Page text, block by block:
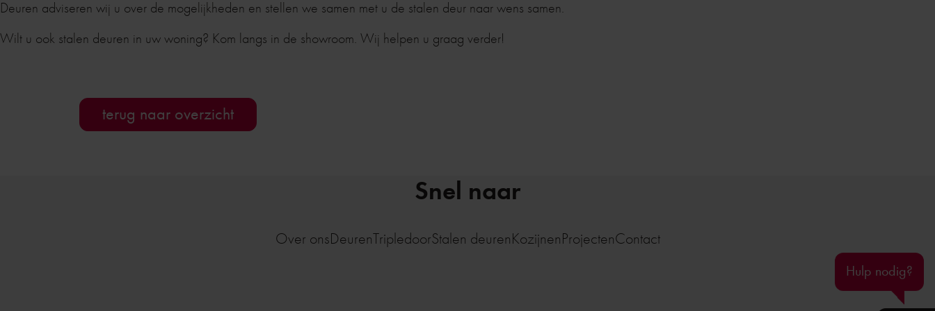
Deuren adviseren wij u over de mogelijkheden en stellen we samen met u de stalen deur naar wens samen.
Wilt u ook stalen deuren in uw woning? Kom langs in de showroom. Wij helpen u graag verder!
terug naar overzicht
Snel naar
Over onsDeurenTripledoorStalen deurenKozijnenProjectenContact
Hulp nodig?